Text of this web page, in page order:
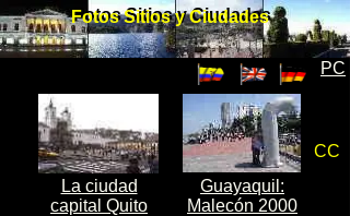
Fotos Sitios y Ciudades
Fotos Sitios y Ciudades
La ciudad
capital Quito
Guayaquil:
Malecón 2000
PC
CC